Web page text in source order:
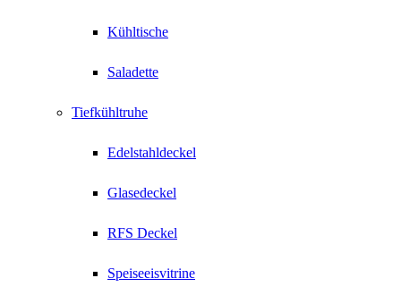
Kühltische
Saladette
Tiefkühltruhe
Edelstahldeckel
Glasedeckel
RFS Deckel
Speiseeisvitrine